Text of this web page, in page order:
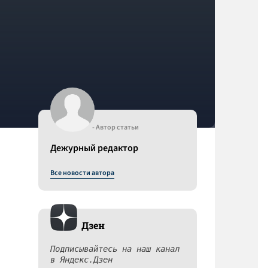
- Автор статьи
Дежурный редактор
Все новости автора
Дзен
Подписывайтесь на наш канал
в Яндекс.Дзен